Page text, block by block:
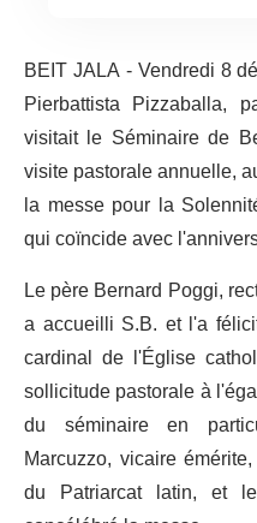
BEIT JALA - Vendredi 8
Pierbattista Pizzaballa,
visitait le Séminaire de
visite pastorale annuelle,
la messe pour la
qui coïncide avec
Le père Bernard Poggi,
a accueilli S.B. et l'a
cardinal de l'Église
sollicitude pastorale à
du séminaire en
Marcuzzo, vicaire
du Patriarcat latin, et